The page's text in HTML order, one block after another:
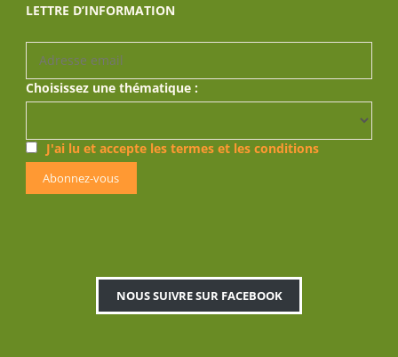
LETTRE D’INFORMATION
Choisissez une thématique :
J'ai lu et accepte les termes et les conditions
NOUS SUIVRE SUR FACEBOOK